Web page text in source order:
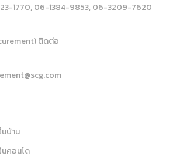
1770, 06-1384-9853, 06-3209-7620
ติดต่อ
บ้าน
คอนโด